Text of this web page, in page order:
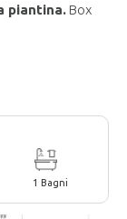
piantina. Box
1 Bagni